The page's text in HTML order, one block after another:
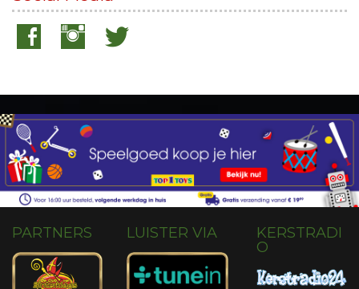
PARTNERS LUISTER VIA
KERSTRADI
O